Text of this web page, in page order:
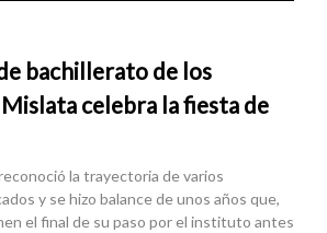
bachillerato de los
celebra la fiesta de
la trayectoria de varios
y se hizo balance de unos años que,
el final de su paso por el instituto antes